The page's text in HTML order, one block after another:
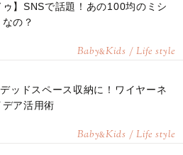
ゥ】SNSで話題！あの100均のミシ
の？
Baby&Kids / Life style
デッドスペース収納に！ワイヤーネ
デア活用術
Baby&Kids / Life style